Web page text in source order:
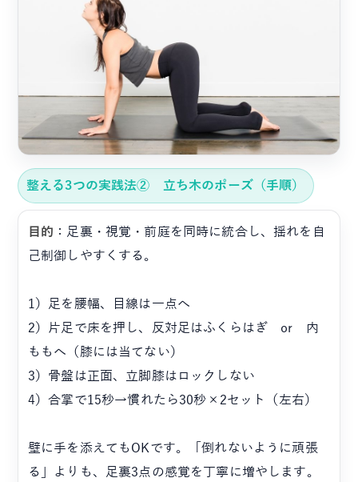
整える3つの実践法② 立ち木のポーズ（手順）
目的 ：足裏・視覚・前庭を同時に統合し、揺れを自
己制御しやすくする。
1）足を腰幅、目線は一点へ
2）片足で床を押し、反対足はふくらはぎ or 内
ももへ（膝には当てない）
3）骨盤は正面、立脚膝はロックしない
4）合掌で15秒→慣れたら30秒×2セット（左右）
壁に手を添えてもOKです。「倒れないように頑張
る」よりも、足裏3点の感覚を丁寧に増やします。